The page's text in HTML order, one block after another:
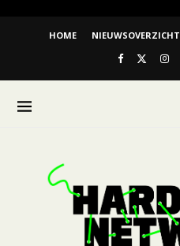
HOME NIEUWSOVERZICHT